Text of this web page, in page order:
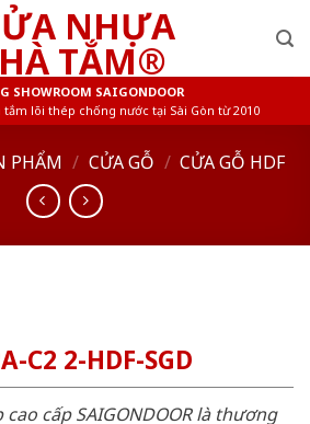
SHOWROOM SAIGONDOOR
tắm lõi thép chống nước tại Sài Gòn từ 2010
PHẨM / CỬA GỖ / CỬA GỖ HDF
C2 2-HDF-SGD
cấp SAIGONDOOR là thương